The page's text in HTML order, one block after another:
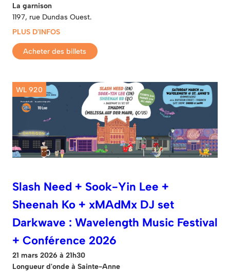
La garnison
1197, rue Dundas Ouest.
PLUS D'INFOS
Acheter des billets
WL 920
Slash Need + Sook-Yin Lee +
Sheenah Ko + xMAdMx DJ set
Darkwave : Wavelength Music Festival
+ Conférence 2026
21 mars 2026 à 21h30
Longueur d'onde à Sainte-Anne